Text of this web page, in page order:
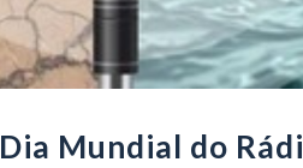
Dia Mundial do